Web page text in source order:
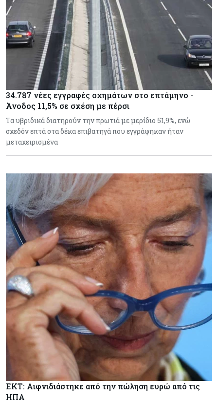
34.787 νέες εγγραφές οχημάτων στο επτάμηνο -
Άνοδος 11,5% σε σχέση με πέρσι
Τα υβριδικά διατηρούν την πρωτιά με μερίδιο 51,9%, ενώ
σχεδόν επτά στα δέκα επιβατηγά που εγγράφηκαν ήταν
μεταχειρισμένα
ΕΚΤ: Αιφνιδιάστηκε από την πώληση ευρώ από τις
ΗΠΑ